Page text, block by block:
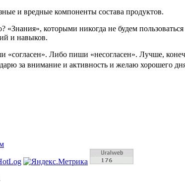
и вредные компоненты состава продуктов.
«Знания», которыми никогда не будем
и навыков.
«согласен». Либо пиши «несогласен». Лучше,
за внимание и активность и желаю хорошего